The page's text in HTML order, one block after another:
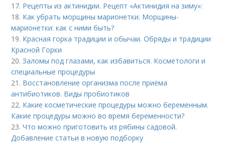
17. Рецепты из актинидии. Рецепт «Актинидия на зиму»:
18. Как убрать морщины марионетки. Морщины-
марионетки: как с ними быть?
19. Красная горка традиции и обычаи. Обряды и традиции
Красной Горки
20.Заломы под глазами, как избавиться. Косметологи и
специальные процедуры
21. Восстановление организма после приёма
антибиотиков. Виды пробиотиков
22. Какие косметические процедуры можно беременным.
Какие процедуры можно во время беременности?
23.Что можно приготовить из рябины садовой.
Добавление статьи в новую подборку